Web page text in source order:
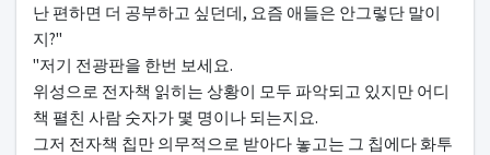
난 편하면 더 공부하고 싶던데, 요즘 애들은 안그렇단 말이
지?"
"저기 전광판을 한번 보세요.
위성으로 전자책 읽히는 상황이 모두 파악되고 있지만 어디
책 펼친 사람 숫자가 몇 명이나 되는지요.
그저 전자책 칩만 의무적으로 받아다 놓고는 그 칩에다 화투